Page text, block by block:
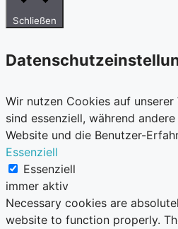
Schließen
Wir nutzen Cookies auf
sind essenziell, während
Website und die Benutzer-
Essenziell
Essenziell
immer aktiv
Necessary cookies are
website to function properly.